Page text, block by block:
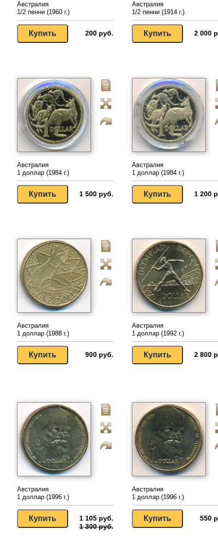
Австралия
1/2 пенни (1960 г.)
200 руб.
Австралия
1/2 пенни (1914 г.)
2 000
Австралия
1 доллар (1984 г.)
1 500 руб.
Австралия
1 доллар (1984 г.)
1 200
Австралия
1 доллар (1988 г.)
900 руб.
Австралия
1 доллар (1992 г.)
2 800
Австралия
1 доллар (1996 г.)
1 105 руб.
1 300 руб.
Австралия
1 доллар (1996 г.)
550